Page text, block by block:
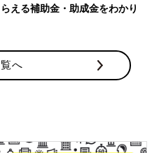
える補助金・助成金をわかり
へ